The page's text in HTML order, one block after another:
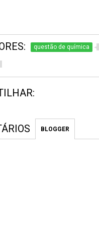
questão de química
BLOGGER